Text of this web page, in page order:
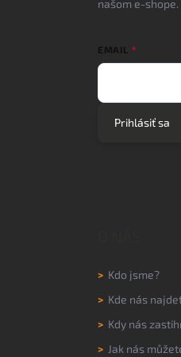
našom e-shope.
EMAIL
Prihlásiť sa
> Kdo jsme?
> Kde nás
> Kdy nás
> Jak nás